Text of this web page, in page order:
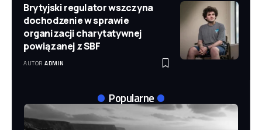
Brytyjski regulator wszczyna
dochodzenie w sprawie
organizacji charytatywnej
powiązanej z SBF
AUTOR ADMIN
Popularne